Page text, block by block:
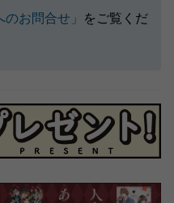
のお問合せ」
をご覧くだ